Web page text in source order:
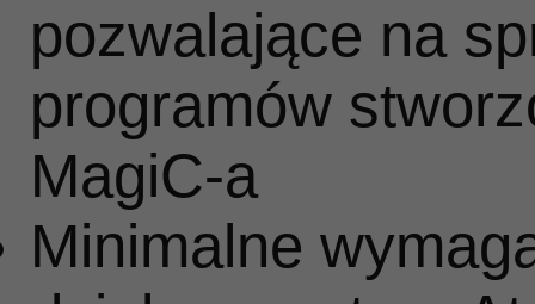
pozwalające na
programów
MagiC‑a
Minimalne